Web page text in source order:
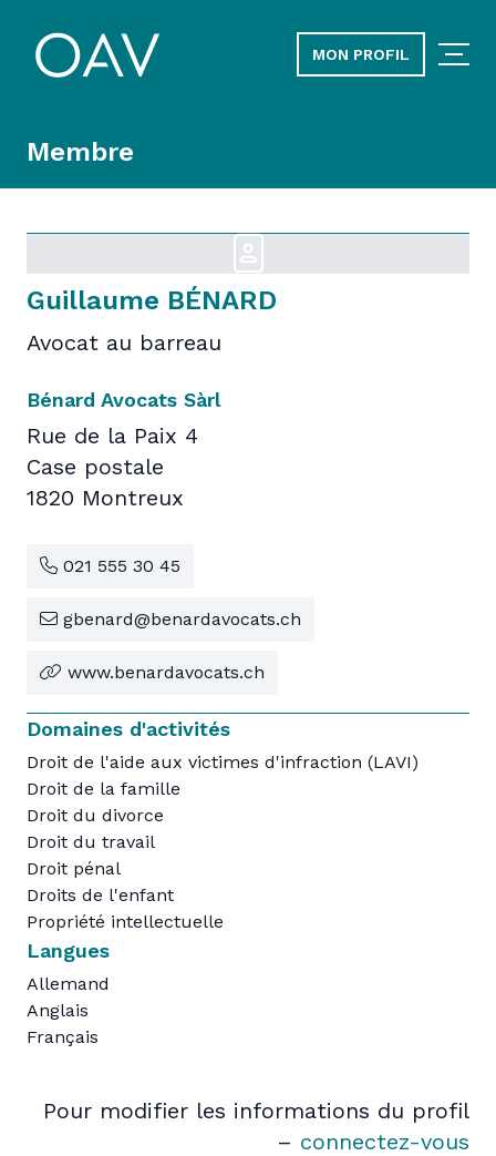
MON PROFIL
Membre
Guillaume BÉNARD
Avocat au barreau
Bénard Avocats Sàrl
Rue de la Paix 4
Case postale
1820 Montreux
021 555 30 45
gbenard@benardavocats.ch
www.benardavocats.ch
Domaines d'activités
Droit de l'aide aux victimes d'infraction (LAVI)
Droit de la famille
Droit du divorce
Droit du travail
Droit pénal
Droits de l'enfant
Propriété intellectuelle
Langues
Allemand
Anglais
Français
Pour modifier les informations du profil
– connectez-vous